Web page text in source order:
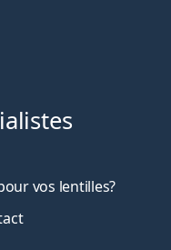
vos lentilles?